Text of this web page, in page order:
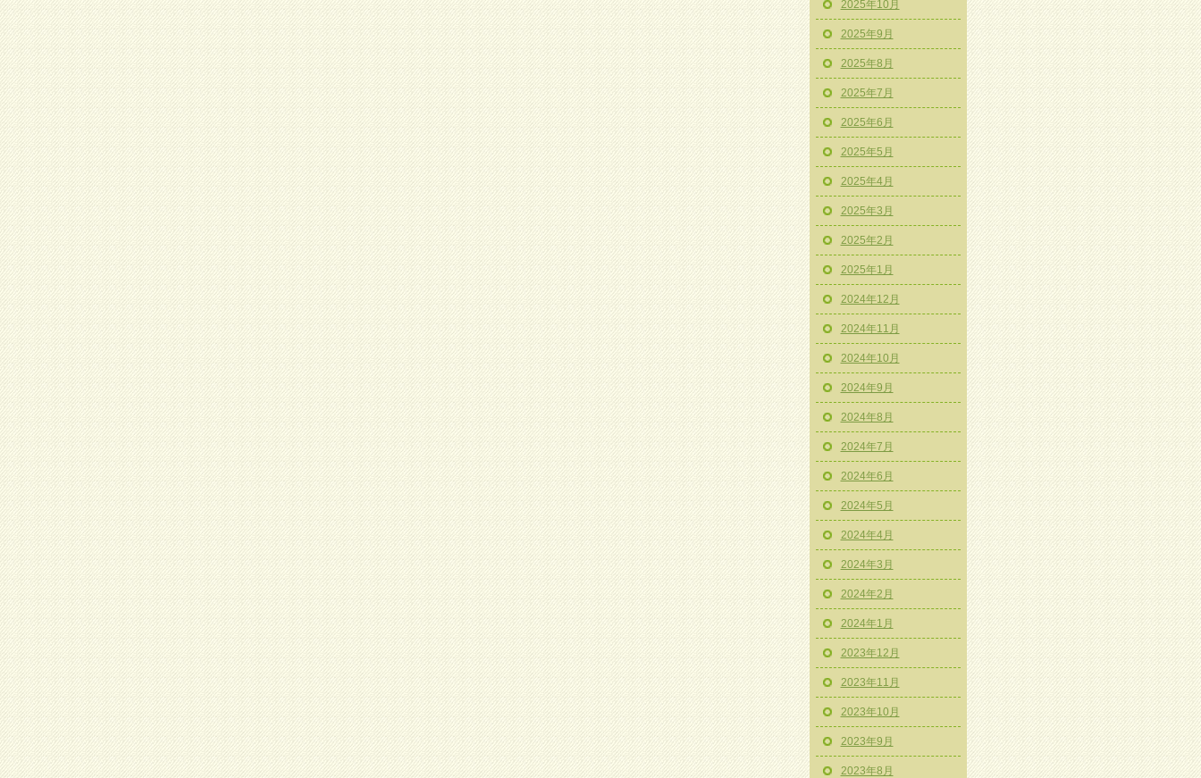
2025年10月
2025年9月
2025年8月
2025年7月
2025年6月
2025年5月
2025年4月
2025年3月
2025年2月
2025年1月
2024年12月
2024年11月
2024年10月
2024年9月
2024年8月
2024年7月
2024年6月
2024年5月
2024年4月
2024年3月
2024年2月
2024年1月
2023年12月
2023年11月
2023年10月
2023年9月
2023年8月